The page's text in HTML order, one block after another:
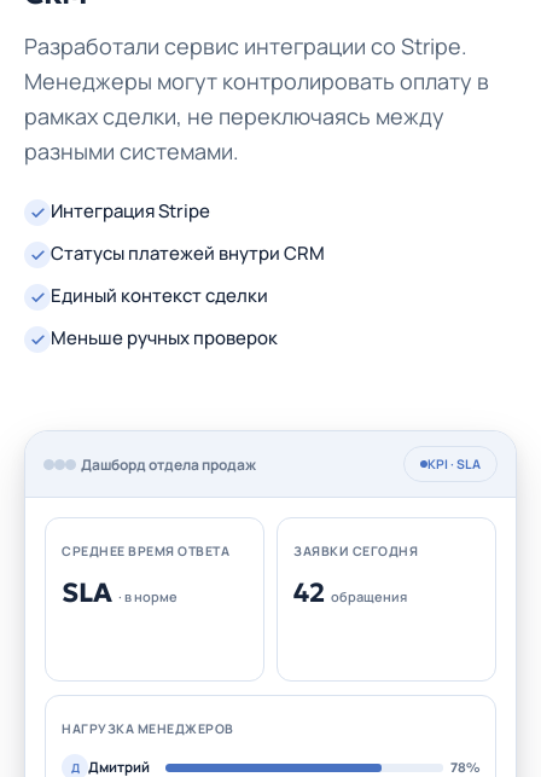
Разработали сервис интеграции со Stripe.
Менеджеры могут контролировать оплату в
рамках сделки, не переключаясь между
разными системами.
Интеграция Stripe
Статусы платежей внутри CRM
Единый контекст сделки
Меньше ручных проверок
Дашборд отдела продаж KPI · SLA
СРЕДНЕЕ ВРЕМЯ ОТВЕТА
SLA · в норме
ЗАЯВКИ СЕГОДНЯ
42 обращения
НАГРУЗКА МЕНЕДЖЕРОВ
Д Дмитрий 78%